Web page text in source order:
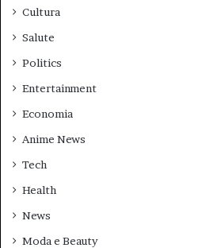
Cultura
Salute
Politics
Entertainment
Economia
Anime News
Tech
Health
News
Moda e Beauty